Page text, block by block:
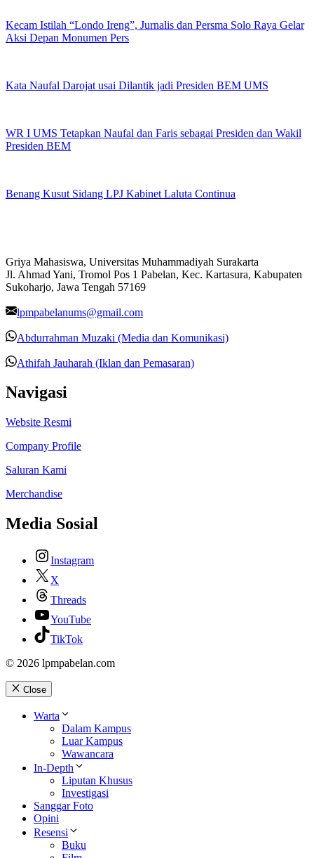
Kecam Istilah “Londo Ireng”, Jurnalis dan Persma Solo Raya Gelar
Aksi Depan Monumen Pers
Kata Naufal Darojat usai Dilantik jadi Presiden BEM UMS
WR I UMS Tetapkan Naufal dan Faris sebagai Presiden dan Wakil
Presiden BEM
Benang Kusut Sidang LPJ Kabinet Laluta Continua
Griya Mahasiswa, Universitas Muhammadiyah Surakarta
Jl. Ahmad Yani, Tromol Pos 1 Pabelan, Kec. Kartasura, Kabupaten
Sukoharjo, Jawa Tengah 57169
lpmpabelanums@gmail.com
Abdurrahman Muzaki (Media dan Komunikasi)
Athifah Jauharah (Iklan dan Pemasaran)
Navigasi
Website Resmi
Company Profile
Saluran Kami
Merchandise
Media Sosial
Instagram
X
Threads
YouTube
TikTok
© 2026 lpmpabelan.com
Close
Warta
Dalam Kampus
Luar Kampus
Wawancara
In-Depth
Liputan Khusus
Investigasi
Sanggar Foto
Opini
Resensi
Buku